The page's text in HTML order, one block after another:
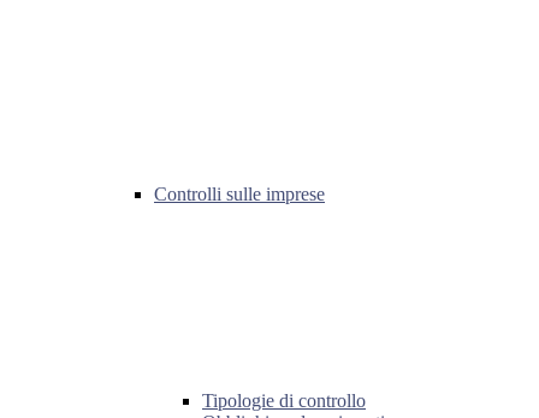
Controlli sulle imprese
Tipologie di controllo